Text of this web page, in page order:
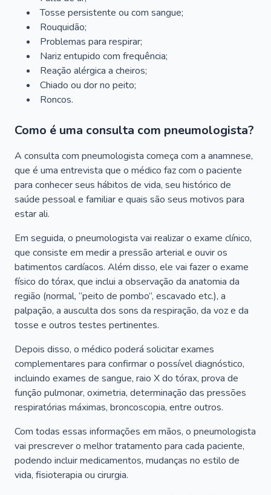
Tosse persistente ou com sangue;
Rouquidão;
Problemas para respirar;
Nariz entupido com frequência;
Reação alérgica a cheiros;
Chiado ou dor no peito;
Roncos.
Como é uma consulta com pneumologista?
A consulta com pneumologista começa com a anamnese,
que é uma entrevista que o médico faz com o paciente
para conhecer seus hábitos de vida, seu histórico de
saúde pessoal e familiar e quais são seus motivos para
estar ali.
Em seguida, o pneumologista vai realizar o exame clínico,
que consiste em medir a pressão arterial e ouvir os
batimentos cardíacos. Além disso, ele vai fazer o exame
físico do tórax, que inclui a observação da anatomia da
região (normal, “peito de pombo”, escavado etc.), a
palpação, a ausculta dos sons da respiração, da voz e da
tosse e outros testes pertinentes.
Depois disso, o médico poderá solicitar exames
complementares para confirmar o possível diagnóstico,
incluindo exames de sangue, raio X do tórax, prova de
função pulmonar, oximetria, determinação das pressões
respiratórias máximas, broncoscopia, entre outros.
Com todas essas informações em mãos, o pneumologista
vai prescrever o melhor tratamento para cada paciente,
podendo incluir medicamentos, mudanças no estilo de
vida, fisioterapia ou cirurgia.